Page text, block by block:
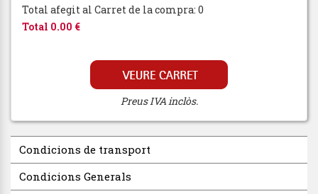
Total afegit al Carret de la compra: 0
Total 0.00 €
Preus IVA inclòs.
Condicions de transport
Condicions Generals